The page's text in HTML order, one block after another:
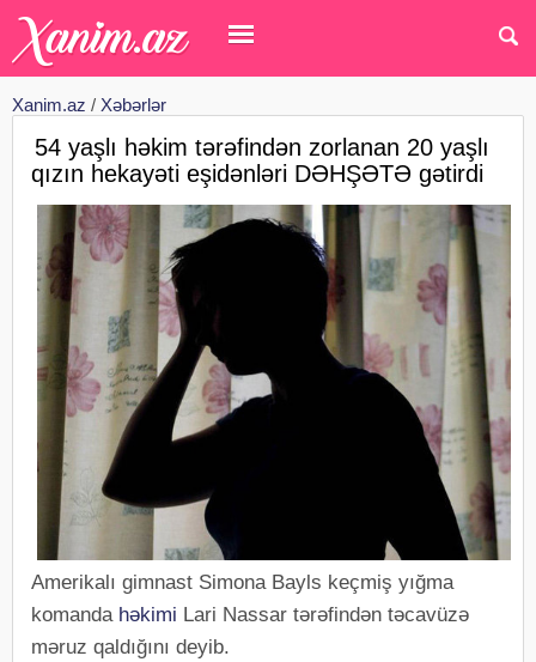
Xanim.az / Xəbərlər
54 yaşlı həkim tərəfindən zorlanan 20 yaşlı
qızın hekayəti eşidənləri DƏHŞƏTƏ gətirdi
Amerikalı gimnast Simona Bayls keçmiş yığma
komanda həkimi Lari Nassar tərəfindən təcavüzə
məruz qaldığını deyib.